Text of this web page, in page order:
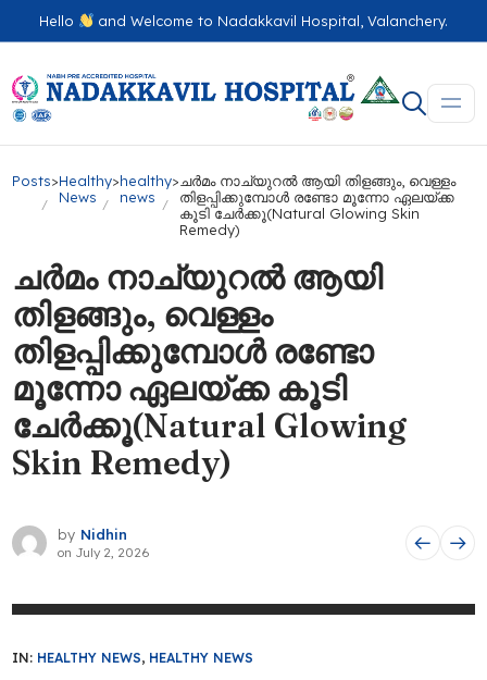
Hello and Welcome to Nadakkavil Hospital, Valanchery.
Posts>Healthy
News
>healthy
news
> ചർമം നാച്യുറൽ ആയി തിളങ്ങും, വെള്ളം
തിളപ്പിക്കുമ്പോൾ രണ്ടോ മൂന്നോ ഏലയ്ക്ക
കൂടി ചേർക്കൂ(Natural Glowing Skin
Remedy)
ചർമം നാച്യുറൽ ആയി
തിളങ്ങും, വെള്ളം
തിളപ്പിക്കുമ്പോൾ രണ്ടോ
മൂന്നോ ഏലയ്ക്ക കൂടി
ചേർക്കൂ(Natural Glowing
Skin Remedy)
by Nidhin
on July 2, 2026
IN: HEALTHY NEWS, HEALTHY NEWS